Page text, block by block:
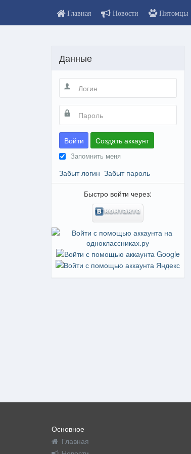
Главная Новости Питомцы
Данные
Войти Создать аккаунт
Запомнить меня
Забыт логин Забыт пароль
Быстро войти через:
Основное
Главная